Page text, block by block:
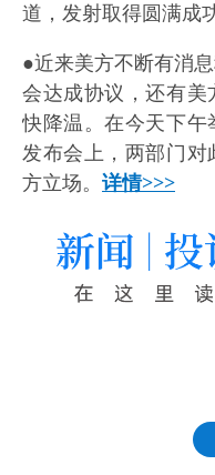
道，发射取得圆满成
●近来美方不断有消
会达成协议，还有美
快降温。在今天下午
发布会上，两部门对
方立场。 详情>>>